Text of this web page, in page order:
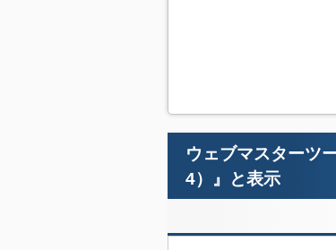
ウェブマスターツ
4）』と表示